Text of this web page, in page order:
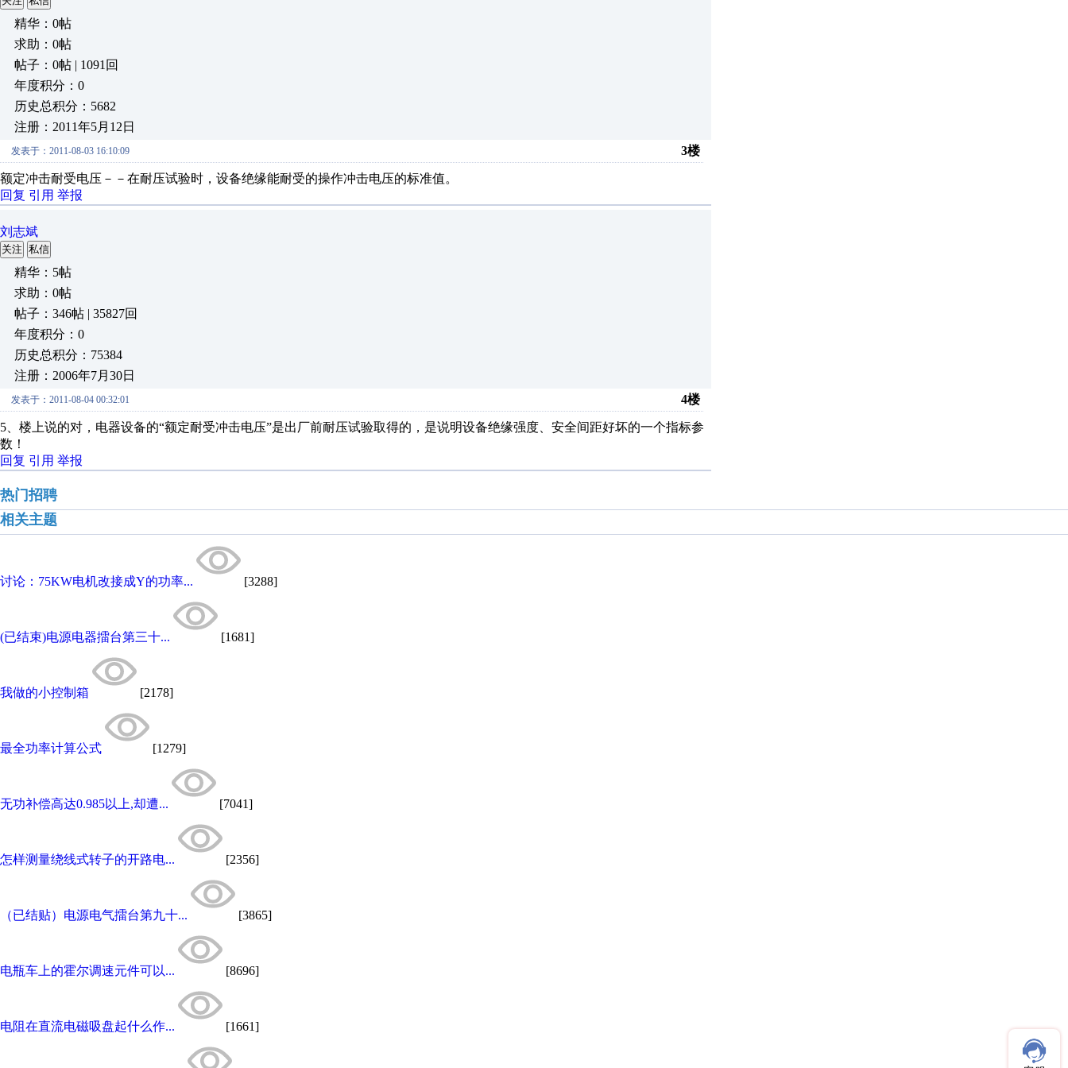
精华：0帖
求助：0帖
帖子：0帖 | 1091回
年度积分：0
历史总积分：5682
注册：2011年5月12日
发表于：2011-08-03 16:10:09 3楼
额定冲击耐受电压－－在耐压试验时，设备绝缘能耐受的操作冲击电压的标准值。
回复 引用 举报
刘志斌
关注 私信
精华：5帖
求助：0帖
帖子：346帖 | 35827回
年度积分：0
历史总积分：75384
注册：2006年7月30日
发表于：2011-08-04 00:32:01 4楼
5、楼上说的对，电器设备的“额定耐受冲击电压”是出厂前耐压试验取得的，是说明设备绝缘强度、安全间距好坏的一个指标参
数！
回复 引用 举报
热门招聘
相关主题
讨论：75KW电机改接成Y的功率... [3288]
(已结束)电源电器擂台第三十... [1681]
我做的小控制箱 [2178]
最全功率计算公式 [1279]
无功补偿高达0.985以上,却遭... [7041]
怎样测量绕线式转子的开路电... [2356]
（已结贴）电源电气擂台第九十... [3865]
电瓶车上的霍尔调速元件可以... [8696]
电阻在直流电磁吸盘起什么作... [1661]